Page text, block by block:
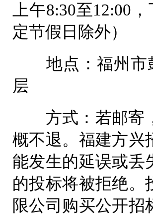
上午8:30至12:00
定节假日除外）
地点：福州市鼓
层
方式：若邮寄，
概不退。福建方兴
能发生的延误或
的投标将被拒绝。
限公司购买公开招